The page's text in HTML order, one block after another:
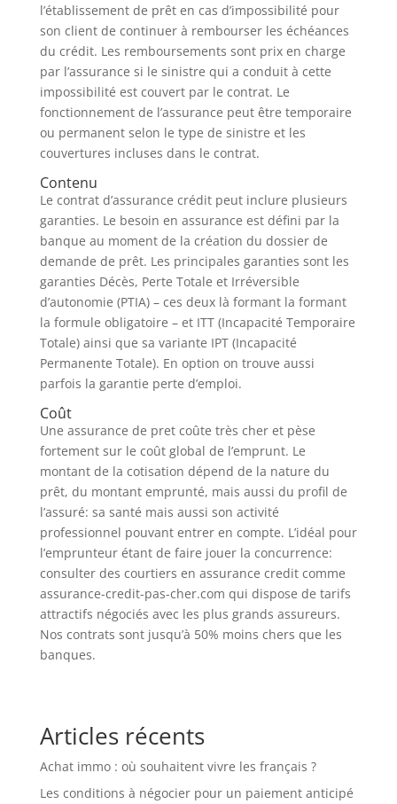
l’établissement de prêt en cas d’impossibilité pour
son client de continuer à rembourser les échéances
du crédit. Les remboursements sont prix en charge
par l’assurance si le sinistre qui a conduit à cette
impossibilité est couvert par le contrat. Le
fonctionnement de l’assurance peut être temporaire
ou permanent selon le type de sinistre et les
couvertures incluses dans le contrat.
Contenu
Le contrat d’assurance crédit peut inclure plusieurs
garanties. Le besoin en assurance est défini par la
banque au moment de la création du dossier de
demande de prêt. Les principales garanties sont les
garanties Décès, Perte Totale et Irréversible
d’autonomie (PTIA) – ces deux là formant la formant
la formule obligatoire – et ITT (Incapacité Temporaire
Totale) ainsi que sa variante IPT (Incapacité
Permanente Totale). En option on trouve aussi
parfois la garantie perte d’emploi.
Coût
Une assurance de pret coûte très cher et pèse
fortement sur le coût global de l’emprunt. Le
montant de la cotisation dépend de la nature du
prêt, du montant emprunté, mais aussi du profil de
l’assuré: sa santé mais aussi son activité
professionnel pouvant entrer en compte. L’idéal pour
l’emprunteur étant de faire jouer la concurrence:
consulter des courtiers en assurance credit comme
assurance-credit-pas-cher.com qui dispose de tarifs
attractifs négociés avec les plus grands assureurs.
Nos contrats sont jusqu’à 50% moins chers que les
banques.
Articles récents
Achat immo : où souhaitent vivre les français ?
Les conditions à négocier pour un paiement anticipé